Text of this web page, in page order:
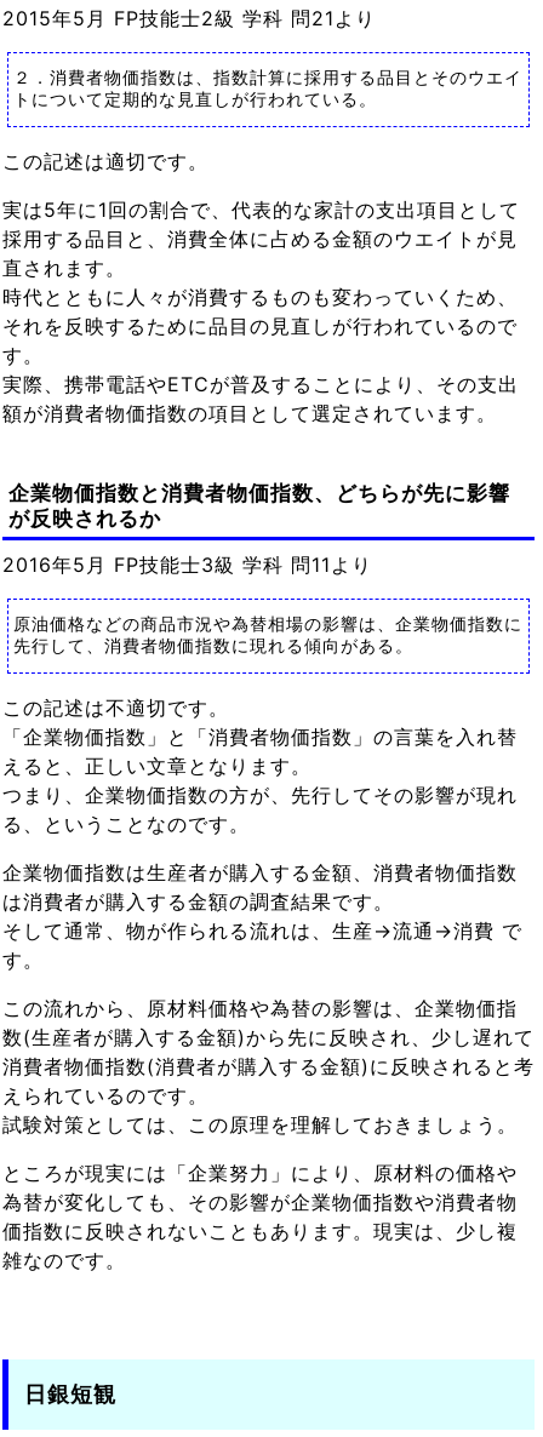
2015年5月 FP技能士2級 学科 問21より
２．消費者物価指数は、指数計算に採用する品目とそのウエイ
トについて定期的な見直しが行われている。
この記述は適切です。
実は5年に1回の割合で、代表的な家計の支出項目として
採用する品目と、消費全体に占める金額のウエイトが見
直されます。
時代とともに人々が消費するものも変わっていくため、
それを反映するために品目の見直しが行われているので
す。
実際、携帯電話やETCが普及することにより、その支出
額が消費者物価指数の項目として選定されています。
企業物価指数と消費者物価指数、どちらが先に影響
が反映されるか
2016年5月 FP技能士3級 学科 問11より
原油価格などの商品市況や為替相場の影響は、企業物価指数に
先行して、消費者物価指数に現れる傾向がある。
この記述は不適切です。
「企業物価指数」と「消費者物価指数」の言葉を入れ替
えると、正しい文章となります。
つまり、企業物価指数の方が、先行してその影響が現れ
る、ということなのです。
企業物価指数は生産者が購入する金額、消費者物価指数
は消費者が購入する金額の調査結果です。
そして通常、物が作られる流れは、生産→流通→消費 で
す。
この流れから、原材料価格や為替の影響は、企業物価指
数(生産者が購入する金額)から先に反映され、少し遅れて
消費者物価指数(消費者が購入する金額)に反映されると考
えられているのです。
試験対策としては、この原理を理解しておきましょう。
ところが現実には「企業努力」により、原材料の価格や
為替が変化しても、その影響が企業物価指数や消費者物
価指数に反映されないこともあります。現実は、少し複
雑なのです。
日銀短観